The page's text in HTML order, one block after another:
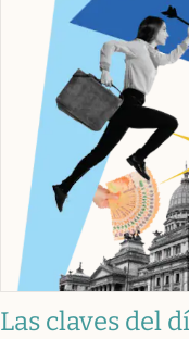
Las claves del